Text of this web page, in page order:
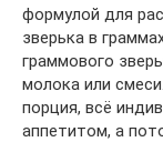
формулой для
зверька в
граммового
молока или
порция, всё
аппетитом, а